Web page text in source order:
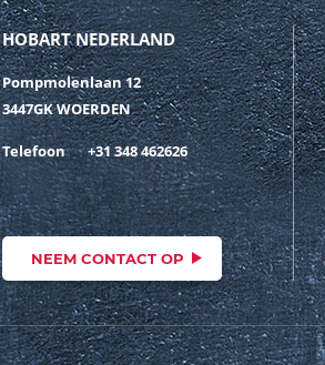
HOBART NEDERLAND
Pompmolenlaan 12
3447GK WOERDEN
Telefoon +31 348 462626
NEEM CONTACT OP